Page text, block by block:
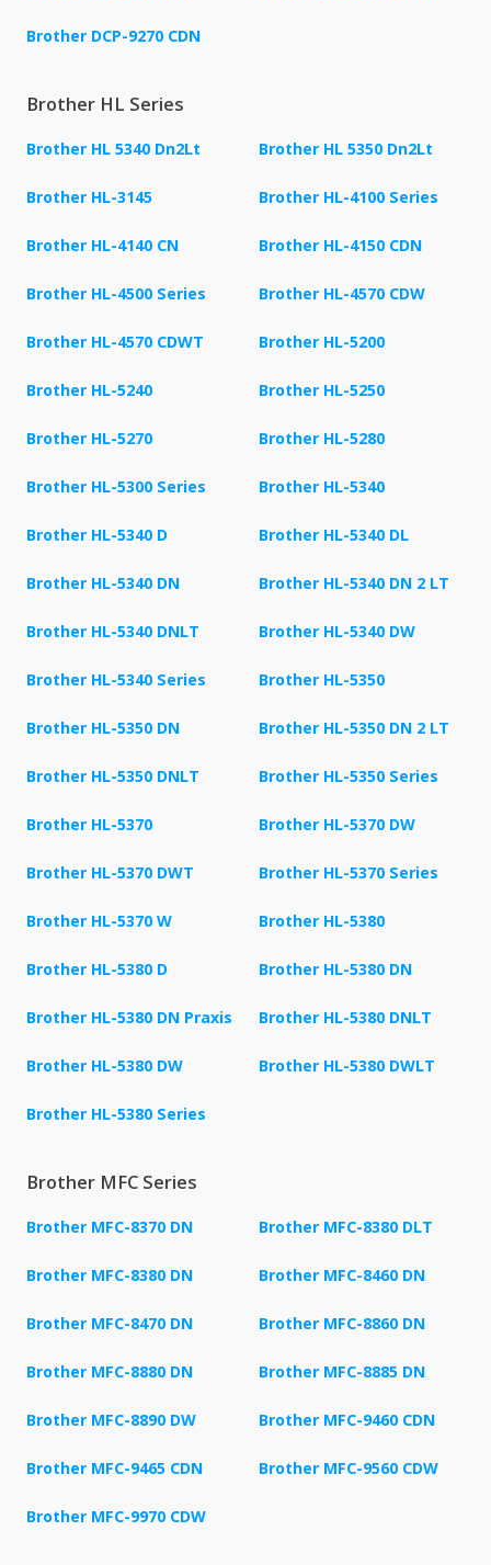
Brother DCP-9270 CDN
Brother HL Series
Brother HL 5340 Dn2Lt Brother HL 5350 Dn2Lt
Brother HL-3145 Brother HL-4100 Series
Brother HL-4140 CN Brother HL-4150 CDN
Brother HL-4500 Series Brother HL-4570 CDW
Brother HL-4570 CDWT Brother HL-5200
Brother HL-5240 Brother HL-5250
Brother HL-5270 Brother HL-5280
Brother HL-5300 Series Brother HL-5340
Brother HL-5340 D Brother HL-5340 DL
Brother HL-5340 DN Brother HL-5340 DN 2 LT
Brother HL-5340 DNLT Brother HL-5340 DW
Brother HL-5340 Series Brother HL-5350
Brother HL-5350 DN Brother HL-5350 DN 2 LT
Brother HL-5350 DNLT Brother HL-5350 Series
Brother HL-5370 Brother HL-5370 DW
Brother HL-5370 DWT Brother HL-5370 Series
Brother HL-5370 W Brother HL-5380
Brother HL-5380 D Brother HL-5380 DN
Brother HL-5380 DN Praxis Brother HL-5380 DNLT
Brother HL-5380 DW Brother HL-5380 DWLT
Brother HL-5380 Series
Brother MFC Series
Brother MFC-8370 DN Brother MFC-8380 DLT
Brother MFC-8380 DN Brother MFC-8460 DN
Brother MFC-8470 DN Brother MFC-8860 DN
Brother MFC-8880 DN Brother MFC-8885 DN
Brother MFC-8890 DW Brother MFC-9460 CDN
Brother MFC-9465 CDN Brother MFC-9560 CDW
Brother MFC-9970 CDW